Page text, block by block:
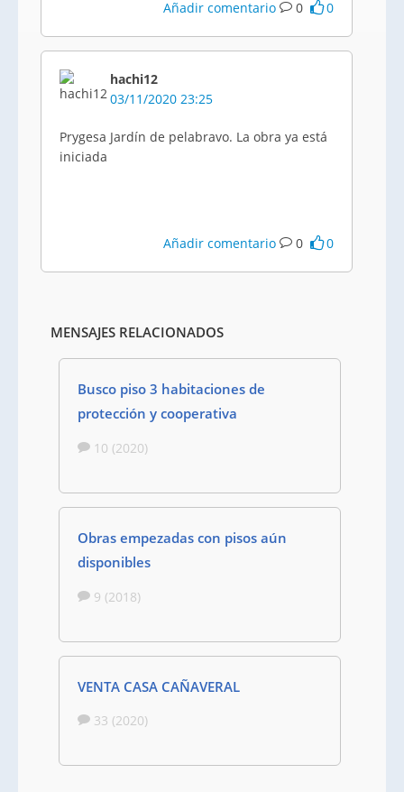
Añadir comentario 0 0
hachi12
03/11/2020 23:25
Prygesa Jardín de pelabravo. La obra ya está
iniciada
Añadir comentario 0 0
MENSAJES RELACIONADOS
Busco piso 3 habitaciones de
protección y cooperativa
10 (2020)
Obras empezadas con pisos aún
disponibles
9 (2018)
VENTA CASA CAÑAVERAL
33 (2020)